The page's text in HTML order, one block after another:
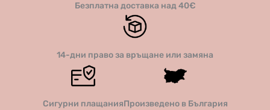
Безплатна доставка над 40€
14-дни право за връщане или замяна
Сигурни плащанияПроизведено в България